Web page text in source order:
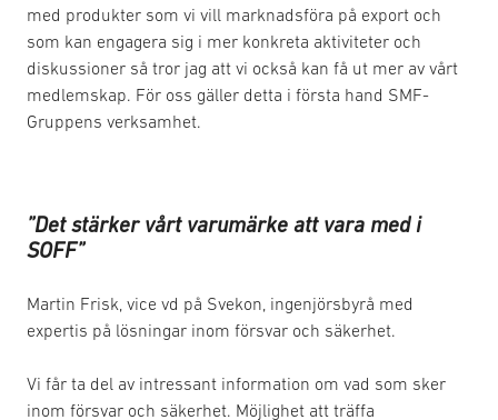
med produkter som vi vill marknadsföra på export och
som kan engagera sig i mer konkreta aktiviteter och
diskussioner så tror jag att vi också kan få ut mer av vårt
medlemskap. För oss gäller detta i första hand SMF-
Gruppens verksamhet.
”Det stärker vårt varumärke att vara med i
SOFF”
Martin Frisk, vice vd på Svekon, ingenjörsbyrå med
expertis på lösningar inom försvar och säkerhet.
Vi får ta del av intressant information om vad som sker
inom försvar och säkerhet. Möjlighet att träffa